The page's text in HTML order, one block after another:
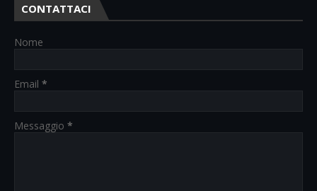
CONTATTACI
Nome
Email *
Messaggio *